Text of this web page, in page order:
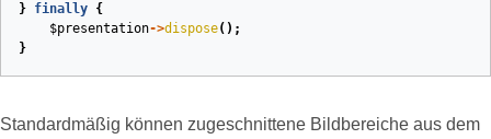
} finally {
$presentation->dispose();
}
Standardmäßig können zugeschnittene Bildbereiche aus dem